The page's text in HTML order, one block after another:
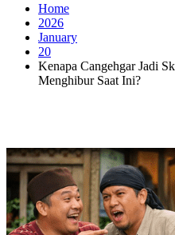
Home
2026
January
20
Kenapa Cangehgar Jadi
Menghibur Saat Ini?